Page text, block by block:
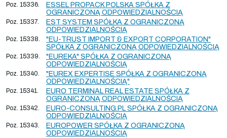
Poz. 15336.
ESSEL PROPACK POLSKA SPÓŁKA Z
OGRANICZONĄ ODPOWIEDZIALNOŚCIĄ
Poz. 15337.
EST SYSTEM SPÓŁKA Z OGRANICZONĄ
ODPOWIEDZIALNOŚCIĄ
Poz. 15338.
"EU-TRUST IMPORT & EXPORT CORPORATION"
SPÓŁKA Z OGRANICZONĄ ODPOWIEDZIALNOŚCIĄ
Poz. 15339.
"EUREKA" SPÓŁKA Z OGRANICZONĄ
ODPOWIEDZIALNOŚCIĄ
Poz. 15340.
"EUREX EXPERTISE SPÓŁKA Z OGRANICZONĄ
ODPOWIEDZIALNOŚCIĄ"
Poz. 15341.
EURO TERMINAL REAL ESTATE SPÓŁKA Z
OGRANICZONĄ ODPOWIEDZIALNOŚCIĄ
Poz. 15342.
EURO-CONSULTING.PL SPÓŁKA Z OGRANICZONĄ
ODPOWIEDZIALNOŚCIĄ
Poz. 15343.
EUROPOWER SPÓŁKA Z OGRANICZONĄ
ODPOWIEDZIALNOŚCIĄ